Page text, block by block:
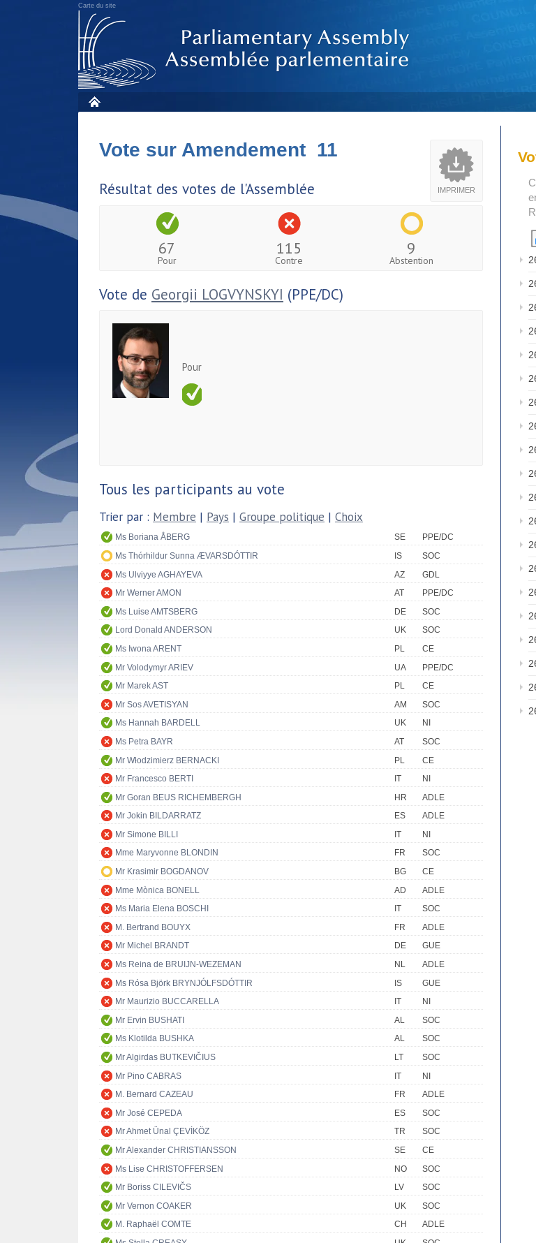
Carte du site
IMPRIMER
Vote sur Amendement 11
Résultat des votes de l'Assemblée
67
Pour
115
Contre
9
Abstention
Vote de Georgii LOGVYNSKYI (PPE/DC)
Pour
Tous les participants au vote
Trier par : Membre | Pays | Groupe politique | Choix
Ms Boriana ÅBERG SE
PPE/DC
Ms Thórhildur Sunna ÆVARSDÓTTIR
IS
SOC
Ms Ulviyye AGHAYEVA
AZ
GDL
Mr Werner AMON
AT
PPE/DC
Ms Luise AMTSBERG
DE
SOC
Lord Donald ANDERSON
UK
SOC
Ms Iwona ARENT
PL
CE
Mr Volodymyr ARIEV
UA
PPE/DC
Mr Marek AST
PL
CE
Mr Sos AVETISYAN
AM
SOC
Ms Hannah BARDELL
UK
NI
Ms Petra BAYR
AT
SOC
Mr Włodzimierz BERNACKI
PL
CE
Mr Francesco BERTI
IT
NI
Mr Goran BEUS RICHEMBERGH
HR
ADLE
Mr Jokin BILDARRATZ
ES
ADLE
Mr Simone BILLI
IT
NI
Mme Maryvonne BLONDIN
FR
SOC
Mr Krasimir BOGDANOV
BG
CE
Mme Mònica BONELL
AD
ADLE
Ms Maria Elena BOSCHI
IT
SOC
M. Bertrand BOUYX
FR
ADLE
Mr Michel BRANDT
DE
GUE
Ms Reina de BRUIJN-WEZEMAN
NL
ADLE
Ms Rósa Björk BRYNJÓLFSDÓTTIR
IS
GUE
Mr Maurizio BUCCARELLA
IT
NI
Mr Ervin BUSHATI
AL
SOC
Ms Klotilda BUSHKA
AL
SOC
Mr Algirdas BUTKEVIČIUS
LT
SOC
Mr Pino CABRAS
IT
NI
M. Bernard CAZEAU
FR
ADLE
Mr José CEPEDA
ES
SOC
Mr Ahmet Ünal ÇEVİKÖZ
TR
SOC
Mr Alexander CHRISTIANSSON
SE
CE
Ms Lise CHRISTOFFERSEN
NO
SOC
Mr Boriss CILEVIČS
LV
SOC
Mr Vernon COAKER
UK
SOC
M. Raphaël COMTE
CH
ADLE